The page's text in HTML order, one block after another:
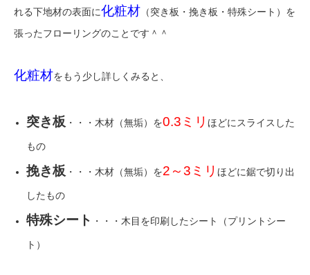
れる下地材の表面に化粧材 （突き板・挽き板・特殊シート）を
張ったフローリングのことです＾＾
化粧材をもう少し詳しくみると、
突き板 ・・・木材（無垢）を0.3ミリほどにスライスした
もの
挽き板 ・・・木材（無垢）を2～3ミリほどに鋸で切り出
したもの
特殊シート ・・・木目を印刷したシート（プリントシー
ト）